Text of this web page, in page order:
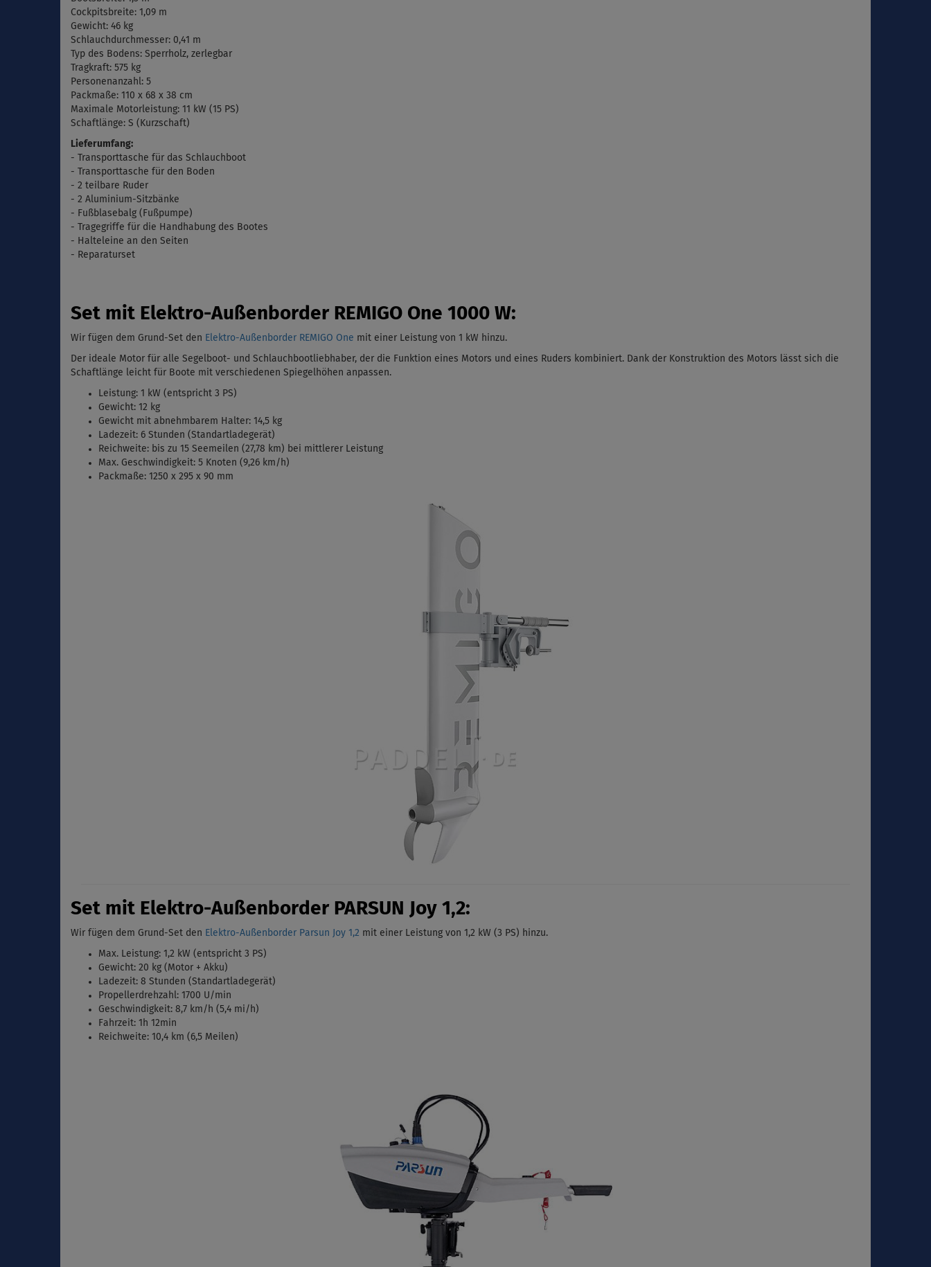
Cockpitsbreite: 1,09 m
Gewicht: 46 kg
Schlauchdurchmesser: 0,41 m
Typ des Bodens: Sperrholz, zerlegbar
Tragkraft: 575 kg
Personenanzahl: 5
Packmaße: 110 x 68 x 38 cm
Maximale Motorleistung: 11 kW (15 PS)
Schaftlänge: S (Kurzschaft)
Lieferumfang:
- Transporttasche für das Schlauchboot
- Transporttasche für den Boden
- 2 teilbare Ruder
- 2 Aluminium-Sitzbänke
- Fußblasebalg ( Fußpumpe)
- Tragegriffe für die Handhabung des Bootes
- Halteleine an den Seiten
- Reparaturset
Set mit Elektro-Außenborder REMIGO One 1000 W:
Wir fügen dem Grund-Set den Elektro-Außenborder REMIGO One mit einer Leistung von 1 kW hinzu.
Der ideale Motor für alle Segelboot- und Schlauchbootliebhaber, der die Funktion eines Motors und eines Ruders kombiniert. Dank der Konstruktion des Motors lässt sich die
Schaftlänge leicht für Boote mit verschiedenen Spiegelhöhen anpassen.
Leistung: 1 kW (entspricht 3 PS)
Gewicht: 12 kg
Gewicht mit abnehmbarem Halter: 14,5 kg
Ladezeit: 6 Stunden (Standartladegerät)
Reichweite: bis zu 15 Seemeilen (27,78 km) bei mittlerer Leistung
Max. Geschwindigkeit: 5 Knoten (9,26 km/h)
Packmaße: 1250 x 295 x 90 mm
Set mit Elektro-Außenborder PARSUN Joy 1,2:
Wir fügen dem Grund-Set den Elektro-Außenborder Parsun Joy 1,2 mit einer Leistung von 1,2 kW (3 PS) hinzu.
Max. Leistung: 1,2 kW (entspricht 3 PS)
Gewicht: 20 kg (Motor + Akku)
Ladezeit: 8 Stunden (Standartladegerät)
Propellerdrehzahl: 1700 U/min
Geschwindigkeit: 8,7 km/h (5,4 mi/h)
Fahrzeit: 1h 12min
Reichweite: 10,4 km (6,5 Meilen)